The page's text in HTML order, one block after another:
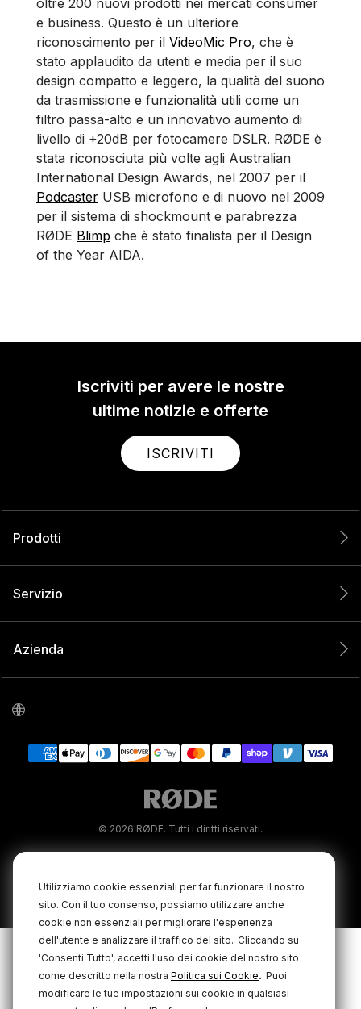
Utilizziamo cookie essenziali per far funzionare il nostro
sito. Con il tuo consenso, possiamo utilizzare anche
cookie non essenziali per migliorare l'esperienza
dell'utente e analizzare il traffico del sito. Cliccando su
'Consenti Tutto', accetti l'uso dei cookie del nostro sito
come descritto nella nostra Politica sui Cookie. Puoi
modificare le tue impostazioni sui cookie in qualsiasi
oltre 200 nuovi prodotti nei mercati consumer
e business. Questo è un ulteriore
riconoscimento per il VideoMic Pro, che è
stato applaudito da utenti e media per il suo
design compatto e leggero, la qualità del suono
da trasmissione e funzionalità utili come un
filtro passa-alto e un innovativo aumento di
livello di +20dB per fotocamere DSLR. RØDE è
stata riconosciuta più volte agli Australian
International Design Awards, nel 2007 per il
Podcaster USB microfono e di nuovo nel 2009
per il sistema di shockmount e parabrezza
RØDE Blimp che è stato finalista per il Design
of the Year AIDA.
Iscriviti per avere le nostre
ultime notizie e offerte
ISCRIVITI
Prodotti
Servizio
Azienda
© 2026 RØDE. Tutti i diritti riservati.
Cookie Policy